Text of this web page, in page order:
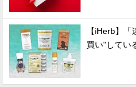
【iHerb】
買い"してい